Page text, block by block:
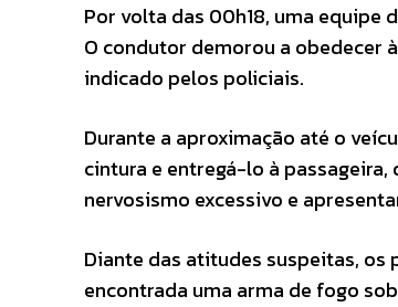
Por volta das 00h18, uma equipe
O condutor demorou a obedecer
indicado pelos policiais.
Durante a aproximação até o
cintura e entregá-lo à
nervosismo excessivo e
Diante das atitudes suspeitas, os
encontrada uma arma de fogo